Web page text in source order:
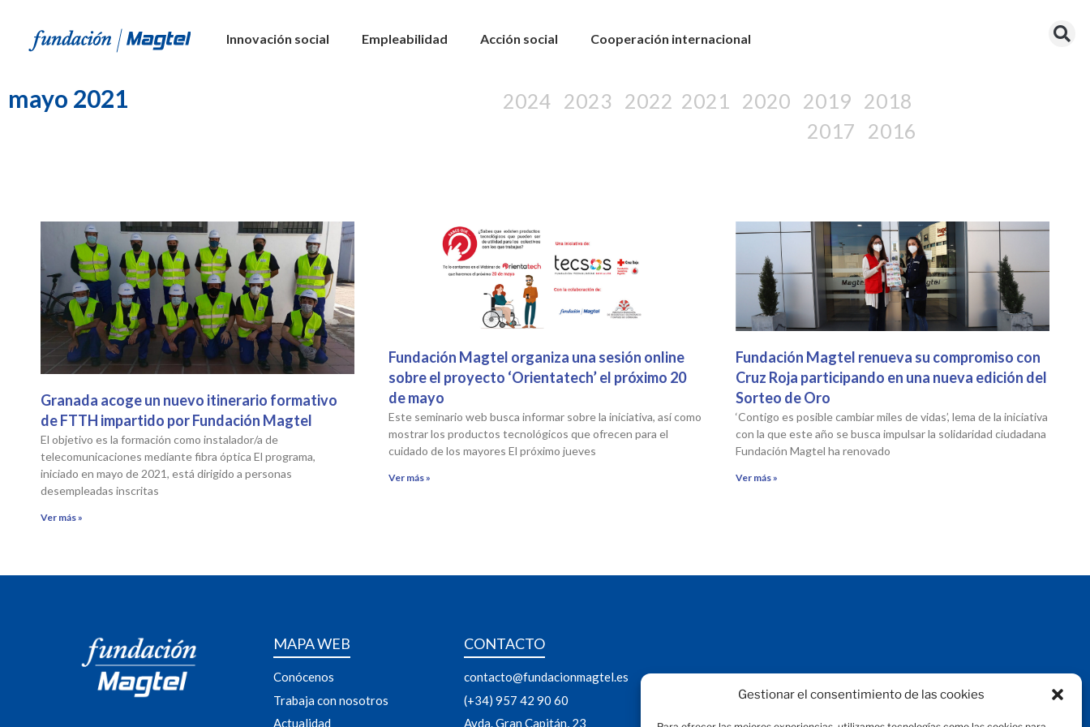
Gestionar el consentimiento de las cookies
Innovación social Empleabilidad Acción social Cooperación internacional
mayo 2021 2024 2023 2022 2021 2020 2019 2018
2017 2016
Granada acoge un nuevo itinerario formativo
de FTTH impartido por Fundación Magtel
El objetivo es la formación como instalador/a de
telecomunicaciones mediante fibra óptica El programa,
iniciado en mayo de 2021, está dirigido a personas
desempleadas inscritas
Ver más »
Fundación Magtel organiza una sesión online
sobre el proyecto ‘Orientatech’ el próximo 20
de mayo
Este seminario web busca informar sobre la iniciativa, así como
mostrar los productos tecnológicos que ofrecen para el
cuidado de los mayores El próximo jueves
Ver más »
Fundación Magtel renueva su compromiso con
Cruz Roja participando en una nueva edición del
Sorteo de Oro
‘Contigo es posible cambiar miles de vidas’, lema de la iniciativa
con la que este año se busca impulsar la solidaridad ciudadana
Fundación Magtel ha renovado
Ver más »
MAPA WEB
Conócenos
Trabaja con nosotros
Actualidad
CONTACTO
contacto@fundacionmagtel.es
(+34) 957 42 90 60
Avda. Gran Capitán, 23
Aviso legal
Protección de datos